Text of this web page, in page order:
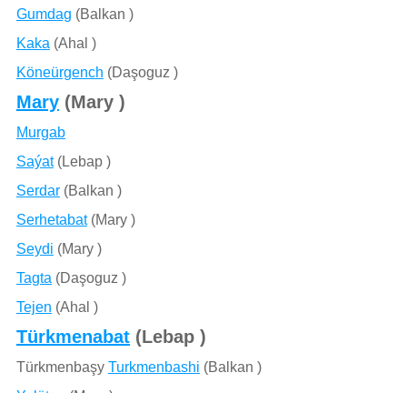
Gumdag (Balkan )
Kaka (Ahal )
Köneürgench (Daşoguz )
Mary(Mary )
Murgab
Saýat(Lebap )
Serdar(Balkan )
Serhetabat(Mary )
Seydi (Mary )
Tagta (Daşoguz )
Tejen (Ahal )
Türkmenabat(Lebap )
Türkmenbaşy Turkmenbashi (Balkan )